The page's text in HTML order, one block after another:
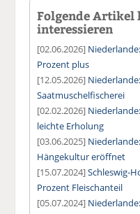
Folgende Artikel
interessieren
[02.06.2026]
Prozent plus
[12.05.2026]
Saatmuschelfischerei
[02.02.2026]
leichte Erholung
[03.06.2025]
Hängekultur eröffnet
[15.07.2024]Schleswig-
Prozent Fleischanteil
[05.07.2024]